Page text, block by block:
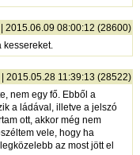
| 2015.06.09 08:00:12 (28600)
| 2015.05.28 11:39:13 (28522)
nem egy fő. Ebből a
a ládával, illetve a jelszó
ott, akkor még nem
vele, hogy ha
az most jött el